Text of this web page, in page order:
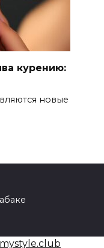
курению:
новые